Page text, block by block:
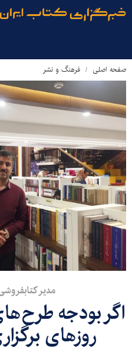
صفحه اصلی فرهنگ و نشر
مدیر
اگر بودجه
روزهای